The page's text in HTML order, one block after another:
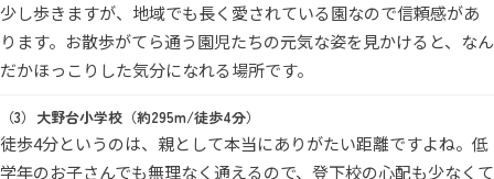
少し歩きますが、地域でも長く愛されている園なので信頼感があ
ります。お散歩がてら通う園児たちの元気な姿を見かけると、なん
だかほっこりした気分になれる場所です。
大野台小学校（約295m/徒歩4分）
徒歩4分というのは、親として本当にありがたい距離ですよね。低
学年のお子さんでも無理なく通えるので、登下校の心配も少なくて